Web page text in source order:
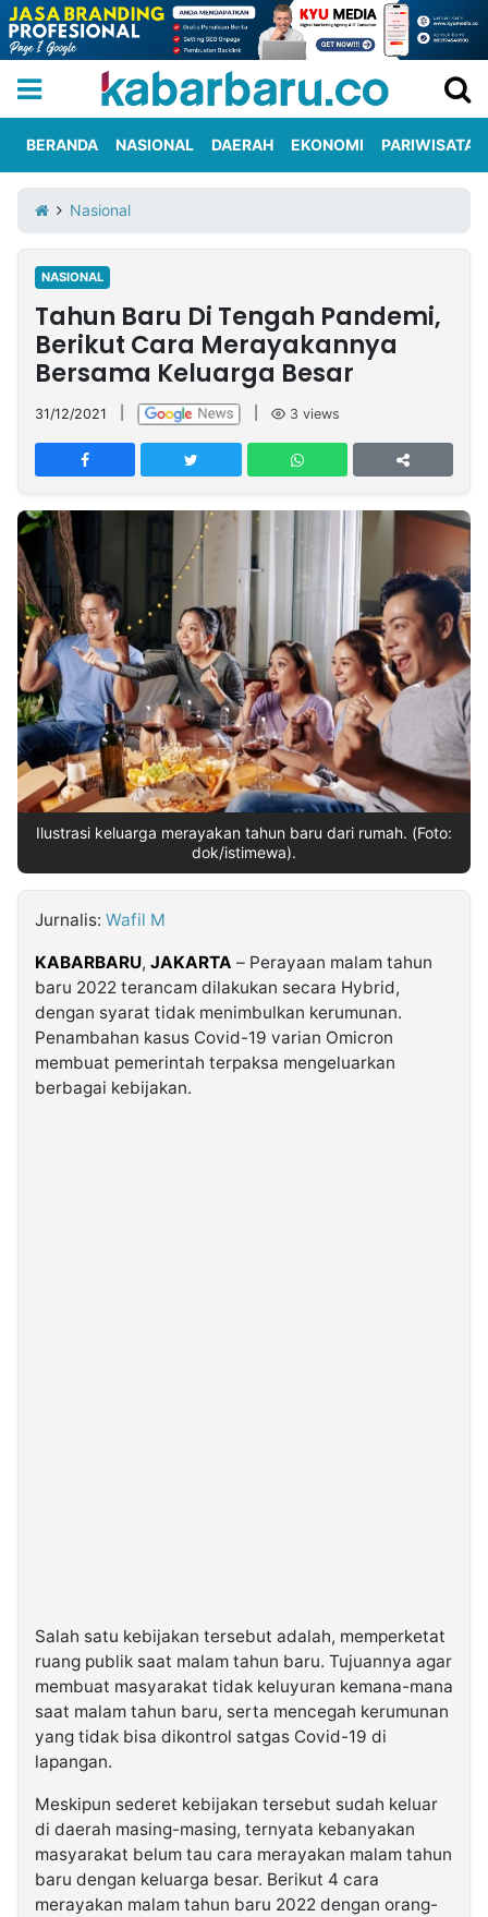
Iklan
Berita
Kami
Nasional
International
Olahraga
Entertainment
Daerah
Pariwisata
Kuliner
Kolom
Network
PT
TREETAN
INDONESIA
Partner
Insight
NTB
Suara
Time
Lens
IDN
Daily
Jogja
Jalan
Rakyat
Idealita
News
Kita
Notice
Dinamikapost.com
Radar
Baru
Seedbacklink
Follow
Kabarbaru
Kabarbaru.co
2026
BERANDA NASIONAL DAERAH EKONOMI PARIWISATA
Nasional
NASIONAL
Tahun Baru Di Tengah Pandemi,
Berikut Cara Merayakannya
Bersama Keluarga Besar
31/12/2021 3 views
Ilustrasi keluarga merayakan tahun baru dari rumah. (Foto:
dok/istimewa).
Jurnalis: Wafil M
KABARBARU, JAKARTA – Perayaan malam tahun
baru 2022 terancam dilakukan secara Hybrid,
dengan syarat tidak menimbulkan kerumunan.
Penambahan kasus Covid-19 varian Omicron
membuat pemerintah terpaksa mengeluarkan
berbagai kebijakan.
Salah satu kebijakan tersebut adalah, memperketat
ruang publik saat malam tahun baru. Tujuannya agar
membuat masyarakat tidak keluyuran kemana-mana
saat malam tahun baru, serta mencegah kerumunan
yang tidak bisa dikontrol satgas Covid-19 di
lapangan.
Meskipun sederet kebijakan tersebut sudah keluar
di daerah masing-masing, ternyata kebanyakan
masyarakat belum tau cara merayakan malam tahun
baru dengan keluarga besar. Berikut 4 cara
merayakan malam tahun baru 2022 dengan orang-